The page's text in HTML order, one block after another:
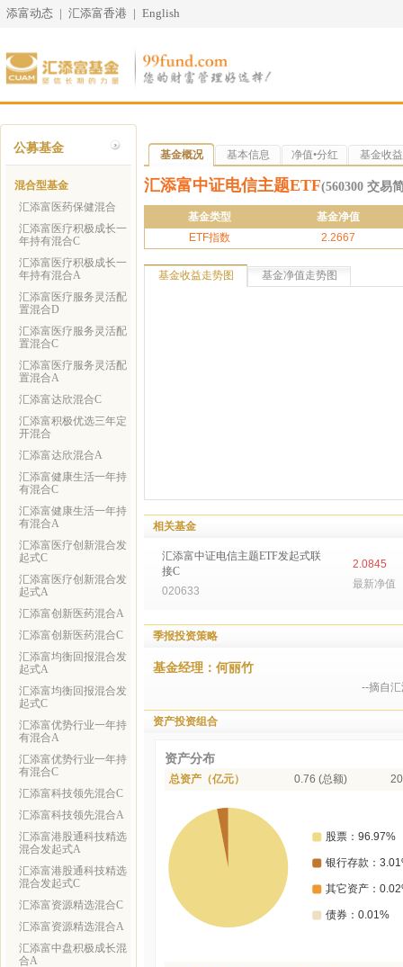
添富动态 | 汇添富香港 | English
公募基金
混合型基金
汇添富医药保健混合
汇添富医疗积极成长一
年持有混合C
汇添富医疗积极成长一
年持有混合A
汇添富医疗服务灵活配
置混合D
汇添富医疗服务灵活配
置混合C
汇添富医疗服务灵活配
置混合A
汇添富达欣混合C
汇添富积极优选三年定
开混合
汇添富达欣混合A
汇添富健康生活一年持
有混合C
汇添富健康生活一年持
有混合A
汇添富医疗创新混合发
起式C
汇添富医疗创新混合发
起式A
汇添富创新医药混合A
汇添富创新医药混合C
汇添富均衡回报混合发
起式A
汇添富均衡回报混合发
起式C
汇添富优势行业一年持
有混合A
汇添富优势行业一年持
有混合C
汇添富科技领先混合C
汇添富科技领先混合A
汇添富港股通科技精选
混合发起式A
汇添富港股通科技精选
混合发起式C
汇添富资源精选混合C
汇添富资源精选混合A
汇添富中盘积极成长混
合A
基金概况 基本信息 净值•分红 基金收益
汇添富中证电信主题ETF(560300 交易
基金类型
基金净值
ETF指数
2.2667
基金收益走势图 基金净值走势图
相关基金
汇添富中证电信主题ETF发起式联
接C
020633
2.0845
最新净值
季报投资策略
基金经理：何丽竹
--摘自
资产投资组合
资产分布
总资产（亿元） 0.76 (总额)